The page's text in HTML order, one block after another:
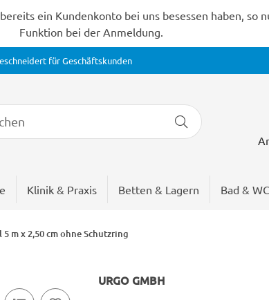
ein Kundenkonto bei uns besessen haben, so
Funktion bei der Anmeldung.
für Geschäftskunden
Klinik & Praxis Betten & Lagern Bad & WC
5 m x 2,50 cm ohne Schutzring
URGO GMBH